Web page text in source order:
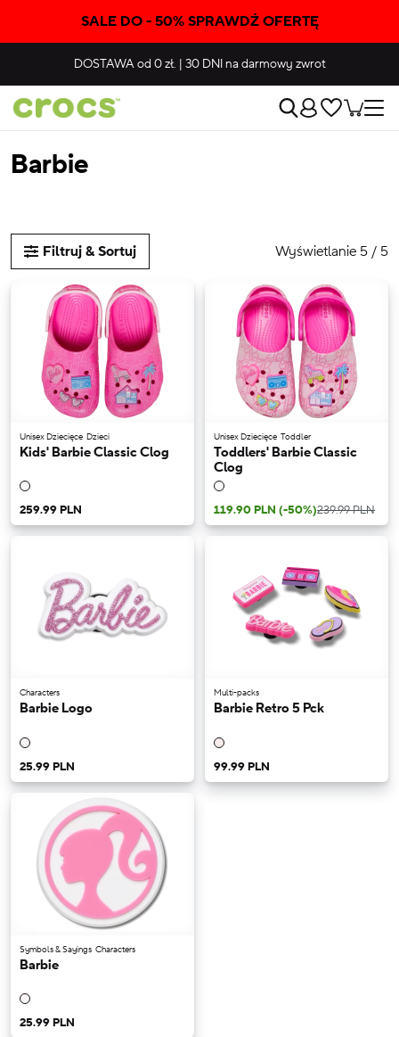
SALE DO - 50% SPRAWDŹ OFERTĘ
DOSTAWAod 0 zł. | 30 DNIna darmowy zwrot
Barbie
Filtruj & Sortuj Wyświetlanie 5 / 5
Unisex Dziecięce Dzieci
Kids' Barbie Classic Clog
259.99 PLN
Unisex Dziecięce Toddler
Toddlers' Barbie Classic
Clog
119.90 PLN (-50%)239.99 PLN
Characters
Barbie Logo
25.99 PLN
Multi-packs
Barbie Retro 5 Pck
99.99 PLN
Symbols & Sayings Characters
Barbie
25.99 PLN